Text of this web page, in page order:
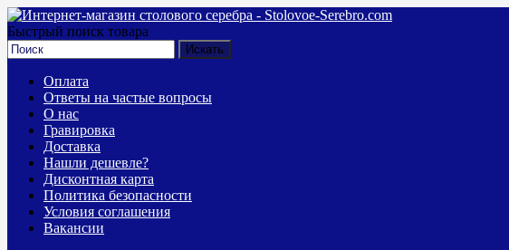
Быстрый поиск товара
Оплата
Ответы на частые вопросы
О нас
Гравировка
Доставка
Нашли дешевле?
Дисконтная карта
Политика безопасности
Условия соглашения
Вакансии